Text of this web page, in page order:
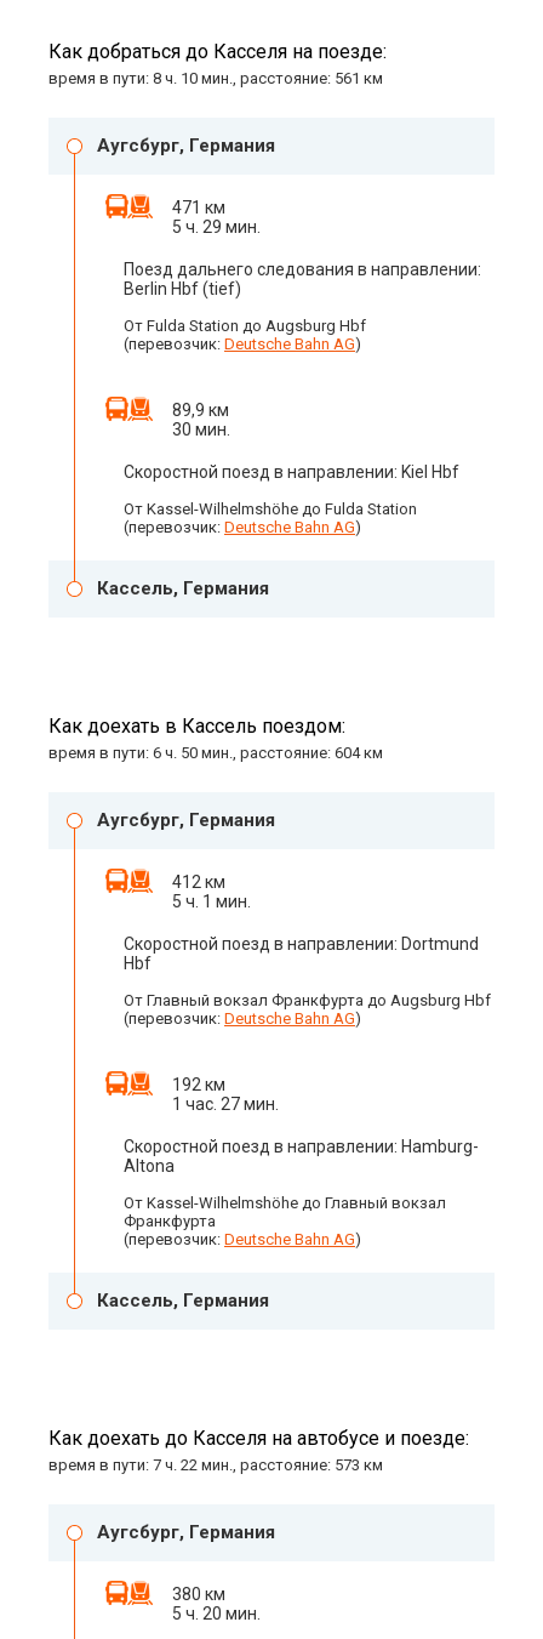
Как добраться до Касселя на поезде:
время в пути: 8 ч. 10 мин., расстояние: 561 км
Аугсбург, Германия
471 км
5 ч. 29 мин.
Поезд дальнего следования в направлении:
Berlin Hbf (tief)
От Fulda Station до Augsburg Hbf
(перевозчик: Deutsche Bahn AG)
89,9 км
30 мин.
Скоростной поезд в направлении: Kiel Hbf
От Kassel-Wilhelmshöhe до Fulda Station
(перевозчик: Deutsche Bahn AG)
Кассель, Германия
Как доехать в Кассель поездом:
время в пути: 6 ч. 50 мин., расстояние: 604 км
Аугсбург, Германия
412 км
5 ч. 1 мин.
Скоростной поезд в направлении: Dortmund
Hbf
От Главный вокзал Франкфурта до Augsburg Hbf
(перевозчик: Deutsche Bahn AG)
192 км
1 час. 27 мин.
Скоростной поезд в направлении: Hamburg-
Altona
От Kassel-Wilhelmshöhe до Главный вокзал
Франкфурта
(перевозчик: Deutsche Bahn AG)
Кассель, Германия
Как доехать до Касселя на автобусе и поезде:
время в пути: 7 ч. 22 мин., расстояние: 573 км
Аугсбург, Германия
380 км
5 ч. 20 мин.